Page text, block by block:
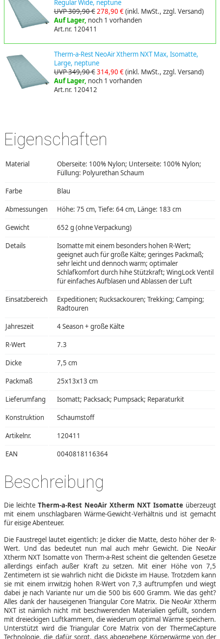
Regular Wide, neptune
UVP 309,90 €278,90 €(inkl. MwSt., zzgl. Versand)
Auf Lager, noch 1 vorhanden
Art.nr. 120411
Therm-a-Rest NeoAir Xtherm NXT Max, Isomatte,
Large, neptune
UVP 349,90 €314,90 €(inkl. MwSt., zzgl. Versand)
Auf Lager, noch 1 vorhanden
Art.nr. 120412
Eigenschaften
Material
Oberseite: 100% Nylon; Unterseite: 100% Nylon;
Füllung: Polyurethan Schaum
Farbe Blau
Abmessungen Höhe: 75 cm, Tiefe: 64 cm, Länge: 183 cm
Gewicht 652 g (ohne Verpackung)
Details
Isomatte mit einem besonders hohen R-Wert;
geeignet auch für große Kälte; geringes Packmaß;
sehr leicht und dennoch warm; optimaler
Schlafkomfort durch hihe Stützkraft; WingLock Ventil
für einfaches Aufblasen und Ablassen der Luft
Einsatzbereich
Expeditionen; Rucksackouren; Trekking; Camping;
Radtouren
Jahreszeit 4 Season + große Kälte
R-Wert 7.3
Dicke 7,5 cm
Packmaß 25x13x13 cm
Lieferumfang Isomatt; Packsack; Pumpsack; Reparaturkit
Konstruktion Schaumstoff
Artikelnr. 120411
EAN 0040818116364
Beschreibung
Die leichte Therm-a-Rest NeoAir Xtherm NXT Isomatte überzeugt
mit einem unschlagbaren Wärme-Gewicht-Verhältnis und ist gemacht
für eisige Abenteuer.
Die Faustregel lautet eigentlich: Je dicker die Matte, desto höher der R-
Wert. Und das bedeutet nun mal auch mehr Gewicht. Die NeoAir
Xtherm NXT Isomatte von Therm-a-Rest scheint die geltenden Gesetze
allerdings einfach außer Kraft zu setzen. Mit einer Höhe von 7,5
Zentimetern ist sie wahrlich nicht die Dickste im Hause. Trotzdem kann
sie mit einem irrwitzig hohen R-Wert von 7,3 auftrumpfen und wiegt
dabei je nach Variante nur um die 500 bis 600 Gramm. Wie das geht?
Alles dank der hauseigenen Triangular Core Matrix. Die NeoAir Xtherm
NXT ist nämlich nicht mit beschwerenden Materialien gefüllt, sondern
mit dreieckigen Luftkammern, die wiederum optimal Wärme speichern.
Unterstützt wird die Triangular Core Matrix von der ThermeCapture
Technologie, die dafür sorgt, dass abgegebene Körperwärme von der